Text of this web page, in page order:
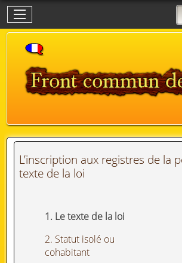
L’inscription aux registres de la
texte de la loi
1. Le texte de la loi
2. Statut isolé ou
cohabitant